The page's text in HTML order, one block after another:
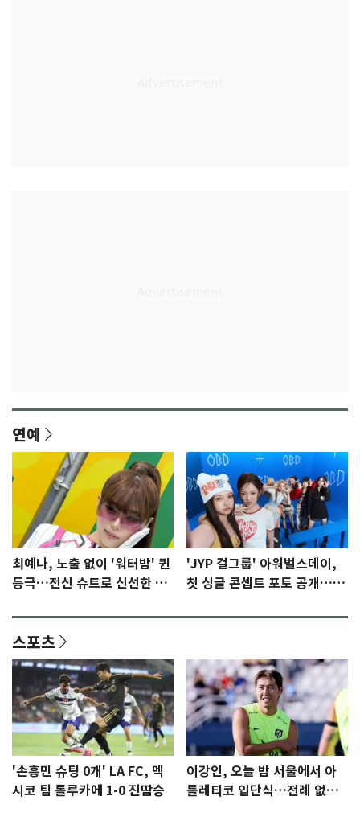
연예
최예나, 노출 없이 '워터밤' 퀸
등극…전신 슈트로 신선한 충
'JYP 걸그룹' 아워벌스데이,
첫 싱글 콘셉트 포토 공개…청
스포츠
'손흥민 슈팅 0개' LA FC, 멕
시코 팀 톨루카에 1-0 진땀승
이강인, 오늘 밤 서울에서 아
틀레티코 입단식…전례 없는